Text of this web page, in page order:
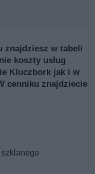
znajdziesz w tabeli
koszty usług
Kluczbork jak i w
cenniku znajdziecie